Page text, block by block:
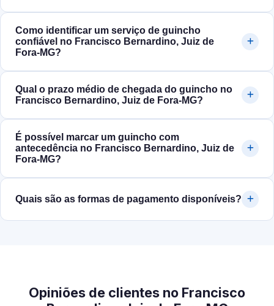
Como identificar um serviço de guincho
confiável no Francisco Bernardino, Juiz de
Fora‑MG?
Qual o prazo médio de chegada do guincho no
Francisco Bernardino, Juiz de Fora‑MG?
É possível marcar um guincho com
antecedência no Francisco Bernardino, Juiz de
Fora‑MG?
Quais são as formas de pagamento disponíveis?
Opiniões de clientes no Francisco